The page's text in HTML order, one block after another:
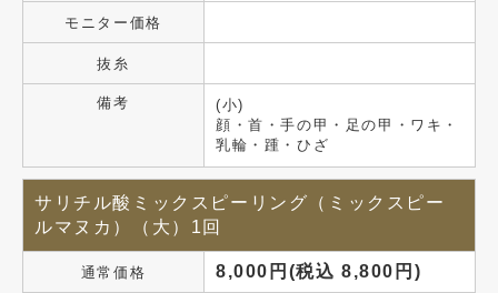
モニター価格
抜糸
備考
(小)
顔・首・手の甲・足の甲・ワキ・
乳輪・踵・ひざ
サリチル酸ミックスピーリング（ミックスピー
ルマヌカ）（大）1回
通常価格 8,000円(税込 8,800円)